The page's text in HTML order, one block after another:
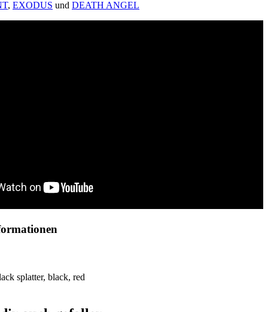
, EXODUS und DEATH ANGEL
splatter, black, red